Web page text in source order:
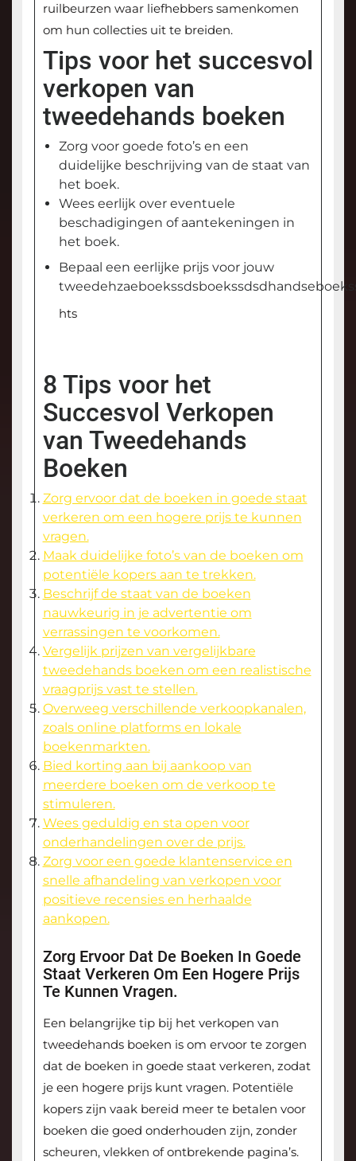
ruilbeurzen waar liefhebbers samenkomen
om hun collecties uit te breiden.
Tips voor het succesvol
verkopen van
tweedehands boeken
Zorg voor goede foto’s en een
duidelijke beschrijving van de staat van
het boek.
Wees eerlijk over eventuele
beschadigingen of aantekeningen in
het boek.
Bepaal een eerlijke prijs voor jouw
hts
8 Tips voor het
Succesvol Verkopen
van Tweedehands
Boeken
Zorg ervoor dat de boeken in goede staat
verkeren om een hogere prijs te kunnen
vragen.
Maak duidelijke foto’s van de boeken om
potentiële kopers aan te trekken.
Beschrijf de staat van de boeken
nauwkeurig in je advertentie om
verrassingen te voorkomen.
Vergelijk prijzen van vergelijkbare
tweedehands boeken om een realistische
vraagprijs vast te stellen.
Overweeg verschillende verkoopkanalen,
zoals online platforms en lokale
boekenmarkten.
Bied korting aan bij aankoop van
meerdere boeken om de verkoop te
stimuleren.
Wees geduldig en sta open voor
onderhandelingen over de prijs.
Zorg voor een goede klantenservice en
snelle afhandeling van verkopen voor
positieve recensies en herhaalde
aankopen.
Zorg Ervoor Dat De Boeken In Goede
Staat Verkeren Om Een Hogere Prijs
Te Kunnen Vragen.
Een belangrijke tip bij het verkopen van
tweedehands boeken is om ervoor te zorgen
dat de boeken in goede staat verkeren, zodat
je een hogere prijs kunt vragen. Potentiële
kopers zijn vaak bereid meer te betalen voor
boeken die goed onderhouden zijn, zonder
scheuren, vlekken of ontbrekende pagina’s.